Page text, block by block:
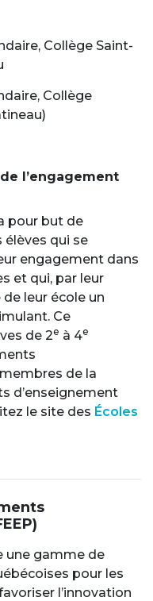
Collège Saint-
Collège
l’engagement
pour but de
qui se
engagement dans
et qui, par leur
leur école un
Ce
de 2e à 4e
de la
d’enseignement
le site des Écoles
une gamme de
pour les
l’innovation